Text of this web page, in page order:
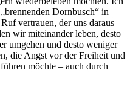
Dornbusch“ in
vertrauen, der uns daraus
wir miteinander leben, desto
umgehen und desto weniger
die Angst vor der Freiheit und
möchte – auch durch